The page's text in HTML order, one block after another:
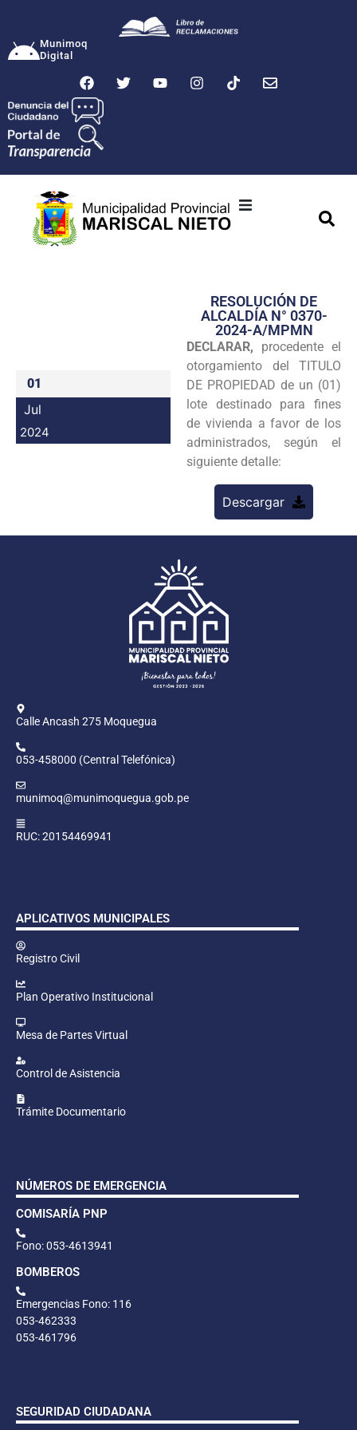
Munimoq
Digital
Transparencia
Seguridad
Programas
Intranet
01
Jul
2024
RESOLUCIÓN DE
ALCALDÍA N° 0370-
2024-A/MPMN
DECLARAR, procedente el
otorgamiento del TITULO
DE PROPIEDAD de un (01)
lote destinado para fines
de vivienda a favor de los
administrados, según el
siguiente detalle:
Descargar
Calle Ancash 275 Moquegua
053-458000 (Central Telefónica)
munimoq@munimoquegua.gob.pe
RUC: 20154469941
APLICATIVOS MUNICIPALES
Registro Civil
Plan Operativo Institucional
Mesa de Partes Virtual
Control de Asistencia
Trámite Documentario
NÚMEROS DE EMERGENCIA
COMISARÍA PNP
Fono: 053-4613941
BOMBEROS
Emergencias Fono: 116
053-462333
053-461796
SEGURIDAD CIUDADANA